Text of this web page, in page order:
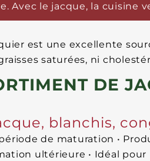
Avec le jacque, la cuisine
est une excellente
saturées, ni
DE
blanchis,
de maturation •
ultérieure • Idéal